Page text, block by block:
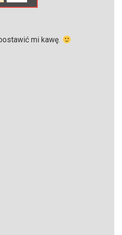
mi kawę.